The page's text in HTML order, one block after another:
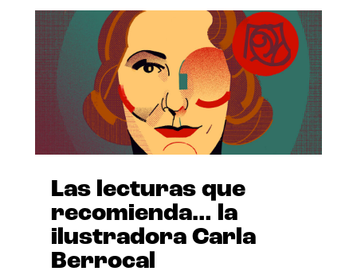
Las lecturas que
recomienda… la
ilustradora Carla
Berrocal